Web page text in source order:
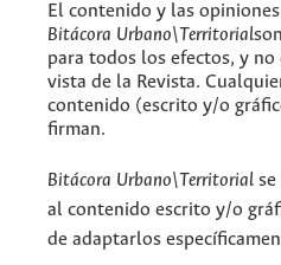
El contenido y las
Bitácora Urbano\Territorial
para todos los efectos, y
vista de la Revista.
contenido (escrito y/o
firman.
Bitácora Urbano\Territorial
al contenido escrito y/o
de adaptarlos